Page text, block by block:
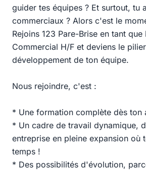
guider tes équipes ? Et surtout, tu
commerciaux ? Alors c'est le
Rejoins 123 Pare-Brise en tant que
Commercial H/F et deviens le
développement de ton équipe.
Nous rejoindre, c'est :
* Une formation complète dès ton
* Un cadre de travail dynamique,
entreprise en pleine expansion où
temps !
* Des possibilités d'évolution,